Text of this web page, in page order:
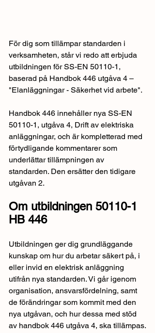
För dig som tillämpar standarden i
verksamheten, står vi redo att erbjuda
utbildningen för SS-EN 50110-1,
baserad på Handbok 446 utgåva 4 –
"Elanläggningar - Säkerhet vid arbete".
Handbok 446 innehåller nya SS-EN
50110-1, utgåva 4, Drift av elektriska
anläggningar, och är kompletterad med
förtydligande kommentarer som
underlättar tillämpningen av
standarden. Den ersätter den tidigare
utgåvan 2.
Om utbildningen 50110-1
HB 446
Utbildningen ger dig grundläggande
kunskap om hur du arbetar säkert på, i
eller invid en elektrisk anläggning
utifrån nya standarden. Vi går igenom
organisation, ansvarsfördelning, samt
de förändringar som kommit med den
nya utgåvan, och hur dessa med stöd
av handbok 446 utgåva 4, ska tillämpas.